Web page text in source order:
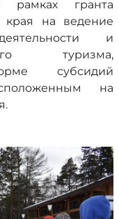
рамках гранта
края на ведение
деятельности и
туризма,
субсидий
на